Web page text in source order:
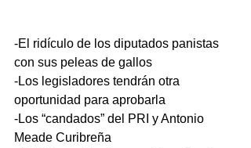
-El ridículo de los diputados panistas
con sus peleas de gallos
-Los legisladores tendrán otra
oportunidad para aprobarla
-Los “candados” del PRI y Antonio
Meade Curibreña